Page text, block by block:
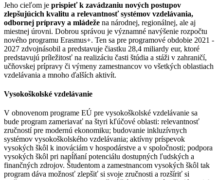
Jeho cieľom je prispieť k zavádzaniu nových postupov
zlepšujúcich kvalitu a relevantnosť systémov vzdelávania,
odbornej prípravy a mládeže na národnej, regionálnej, ale aj
miestnej úrovni. Dobrou správou je významné navýšenie rozpočtu
nového programu Erasmus+. Ten sa pre programové obdobie 2021 -
2027 zdvojnásobil a predstavuje čiastku 28,4 miliardy eur, ktoré
predstavujú príležitosť na realizáciu časti štúdia a stáži v zahraničí,
učňovskej prípravy či výmeny zamestnancov vo všetkých oblastiach
vzdelávania a mnoho ďalších aktivít.
Vysokoškolské vzdelávanie
V obnovenom programe EÚ pre vysokoškolské vzdelávanie sa
bude program zameriavať na štyri kľúčové oblasti: relevantnosť
zručností pre modernú ekonomiku; budovanie inkluzívnych
systémov vysokoškolského vzdelávania; aktívny príspevok
vysokých škôl k inováciám v hospodárstve a v spoločnosti; podpora
vysokých škôl pri napĺňaní potenciálu dostupných ľudských a
finančných zdrojov. Študentom a zamestnancom vysokých škôl tak
program dáva možnosť zlepšiť si svoje zručnosti a rozšíriť si